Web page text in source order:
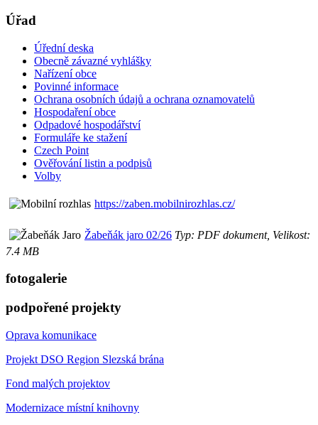
Úřad
Úřední deska
Obecně závazné vyhlášky
Nařízení obce
Povinné informace
Ochrana osobních údajů a ochrana oznamovatelů
Hospodaření obce
Odpadové hospodářství
Formuláře ke stažení
Czech Point
Ověřování listin a podpisů
Volby
https://zaben.mobilnirozhlas.cz/
Žabeňák jaro 02/26 Typ: PDF dokument, Velikost:
7.4 MB
fotogalerie
podpořené projekty
Oprava komunikace
Projekt DSO Region Slezská brána
Fond malých projektov
Modernizace místní knihovny